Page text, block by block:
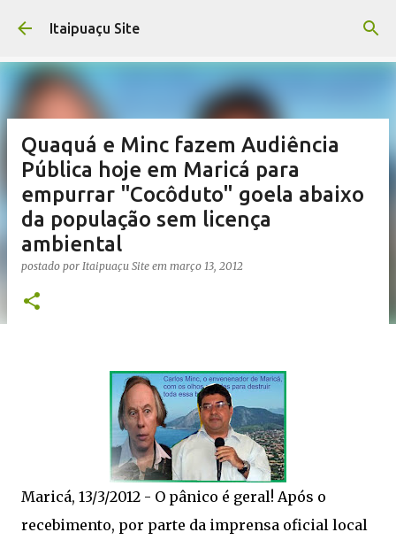
Pular para o conteúdo principal
Itaipuaçu Site
Quaquá e Minc fazem Audiência
Pública hoje em Maricá para
empurrar "Cocôduto" goela abaixo
da população sem licença
ambiental
postado por Itaipuaçu Site em março 13, 2012
Maricá, 13/3/2012 - O pânico é geral! Após o
recebimento, por parte da imprensa oficial local